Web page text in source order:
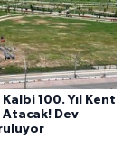
100. Yıl Kent
Atacak! Dev